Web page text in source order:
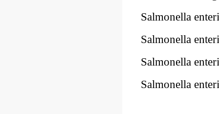
Salmonella
Salmonella
Salmonella
Salmonella